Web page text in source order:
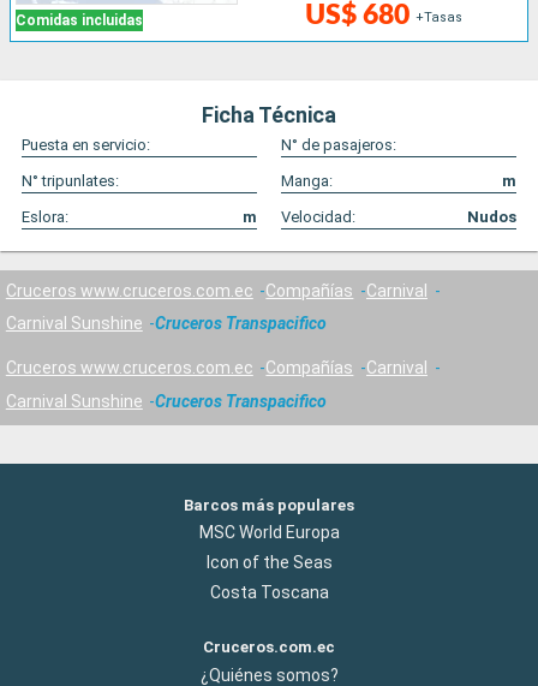
Comidas incluidas US$ 680 +Tasas
Ficha Técnica
Puesta en servicio:
N° de pasajeros:
N° tripunlates:
Manga:
m
Eslora:
m Velocidad: Nudos
Cruceros www.cruceros.com.ec Compañías
Carnival
Carnival Sunshine
Cruceros Transpacifico
Cruceros www.cruceros.com.ec Compañías
Carnival
Carnival Sunshine
Cruceros Transpacifico
Barcos más populares
MSC World Europa
Icon of the Seas
Costa Toscana
Cruceros.com.ec
¿Quiénes somos?